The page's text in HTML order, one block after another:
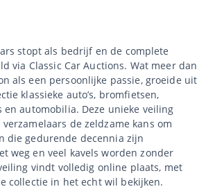
stopt als bedrijf en de complete
via Classic Car Auctions. Wat meer dan
als een persoonlijke passie, groeide uit
klassieke auto’s, bromfietsen,
en automobilia. Deze unieke veiling
de zeldzame kans om
die gedurende decennia zijn
weg en veel kavels worden zonder
vindt volledig online plaats, met
collectie in het echt wil bekijken.